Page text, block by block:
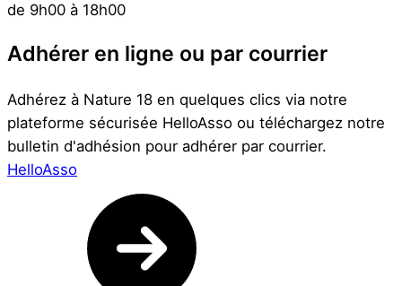
de 9h00 à 18h00
Adhérer en ligne ou par courrier
Adhérez à Nature 18 en quelques clics via notre
plateforme sécurisée HelloAsso ou téléchargez notre
bulletin d'adhésion pour adhérer par courrier.
HelloAsso